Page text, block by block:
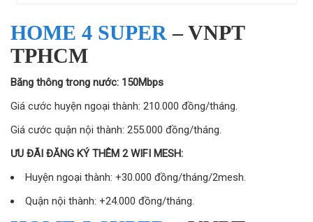
HOME 4 SUPER – VNPT
TPHCM
Băng thông trong nước: 150Mbps
Giá cước huyện ngoại thành: 210.000 đồng/tháng.
Giá cước quận nội thành: 255.000 đồng/tháng.
ƯU ĐÃI ĐĂNG KÝ THÊM 2 WIFI MESH:
Huyện ngoại thành: +30.000 đồng/tháng/2mesh.
Quận nội thành: +24.000 đồng/tháng.